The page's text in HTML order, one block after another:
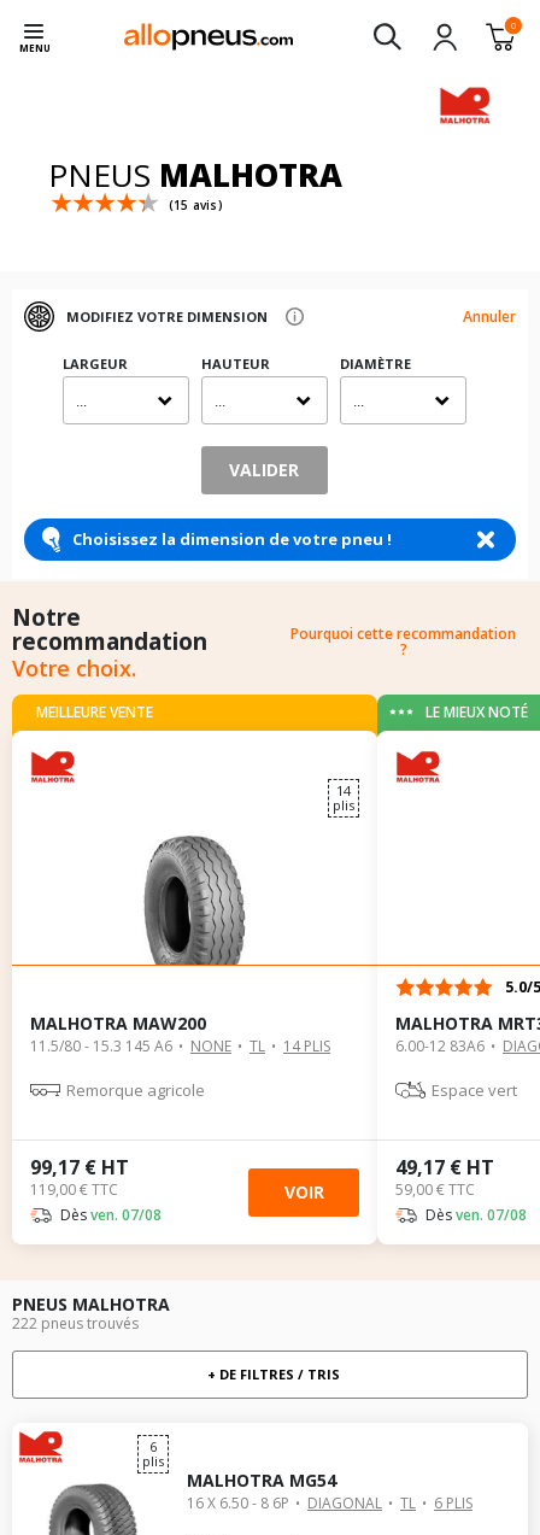
MENU
0
PNEUS MALHOTRA
(15 avis)
MODIFIEZ VOTRE DIMENSION Annuler
LARGEUR
...
HAUTEUR
...
DIAMÈTRE
...
VALIDER
Choisissez la dimension de votre pneu !
Notre
recommandation
Votre choix.
Pourquoi cette recommandation
?
MEILLEURE VENTE
14
plis
MALHOTRA MAW200
11.5/80 - 15.3 145 A6 NONE TL 14 PLIS
Remorque agricole
99,17 € HT
119,00 € TTC
Dèsven. 07/08
VOIR
LE MIEUX NOTÉ
5.0/5
MALHOTRA
6.00-12 83A6
Espace vert
49,17 € HT
59,00 € TTC
Dèsven. 07/08
PNEUS MALHOTRA
222 pneus trouvés
+ DE FILTRES / TRIS
6
plis
MALHOTRA MG54
16 X 6.50 - 8 6P DIAGONAL TL 6 PLIS